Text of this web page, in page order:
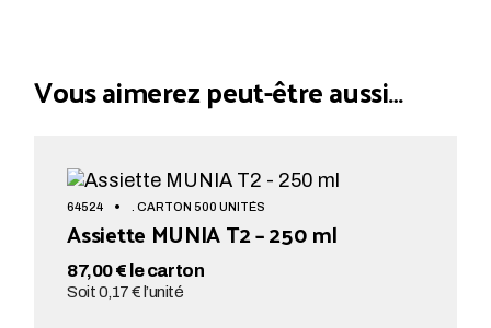
Vous aimerez peut-être aussi…
64524 . CARTON 500 UNITÉS
Assiette MUNIA T2 – 250 ml
87,00 € le carton
Soit 0,17 € l’unité